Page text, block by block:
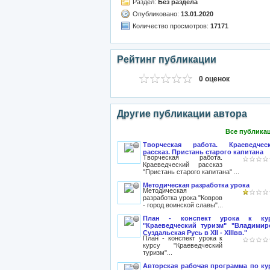
Раздел: Без раздела
Опубликовано: 13.01.2020
Количество просмотров: 17171
Рейтинг публикации
0 оценок
Другие публикации автора
Все
Творческая работа.
рассказ. Пристань старого капитана
Творческая работа.
Краеведческий рассказ
"Пристань старого капитана" ...
Методическая разработка урока
Методическая
разработка урока "Ковров
- город воинской славы"...
План - конспект урока к
"Краеведческий туризм"
Суздальская Русь в XII - XIIIвв."
План - конспект урока к
курсу "Краеведческий
туризм"...
Авторская рабочая программа по